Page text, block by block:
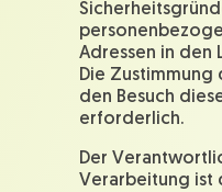
Adressen in den
Die Zustimmung
den Besuch
erforderlich.
Der
Verarbeitung ist